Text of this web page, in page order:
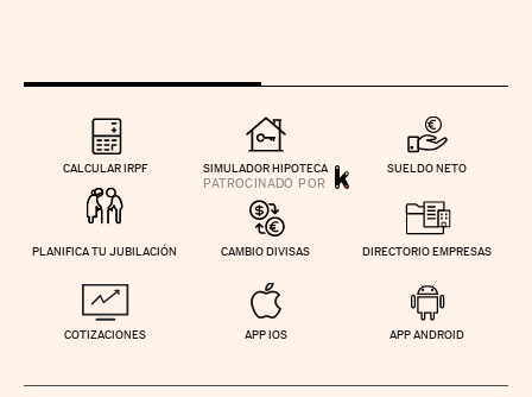
CALCULAR IRPF SIMULADOR HIPOTECA SUELDO NETO
PLANIFICA TU JUBILACIÓN CAMBIO DIVISAS DIRECTORIO EMPRESAS
COTIZACIONES APP IOS APP ANDROID